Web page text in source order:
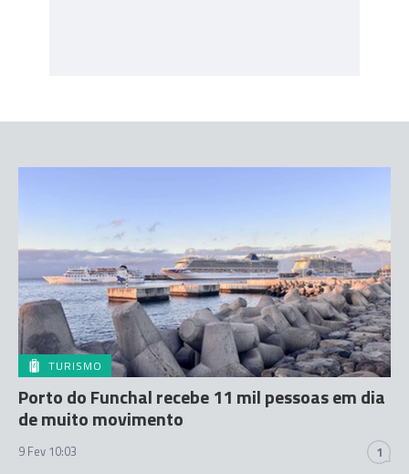
TURISMO
Porto do Funchal recebe 11 mil pessoas em dia
de muito movimento
9 Fev 10:03 1